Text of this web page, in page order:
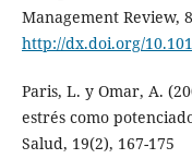
Management Review,
http://dx.doi.org/
Paris, L. y Omar, A.
estrés como
Salud, 19(2), 167-175